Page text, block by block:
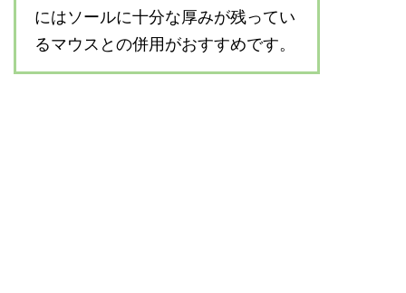
にはソールに十分な厚みが残ってい
るマウスとの併用がおすすめです。